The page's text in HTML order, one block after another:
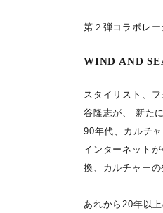
第２弾コラボレ
WIND AND
スタイリスト、
谷隆志が、 新た
90年代、カルチ
インターネット
換、カルチャーの
あれから20年以